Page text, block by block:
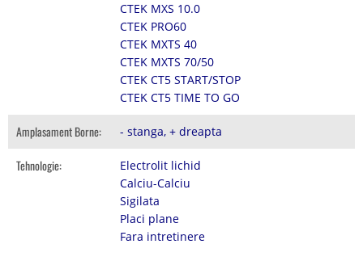
CTEK MXS 10.0
CTEK PRO60
CTEK MXTS 40
CTEK MXTS 70/50
CTEK CT5 START/STOP
CTEK CT5 TIME TO GO
Amplasament Borne: - stanga, + dreapta
Tehnologie:
Electrolit lichid
Calciu-Calciu
Sigilata
Placi plane
Fara intretinere